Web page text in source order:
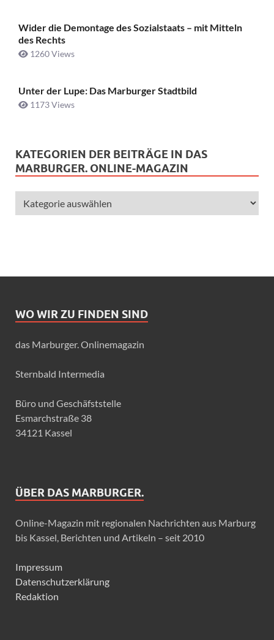
Wider die Demontage des Sozialstaats – mit Mitteln
des Rechts
1260 Views
Unter der Lupe: Das Marburger Stadtbild
1173 Views
KATEGORIEN DER BEITRÄGE IN DAS
MARBURGER. ONLINE-MAGAZIN
WO WIR ZU FINDEN SIND
das Marburger. Onlinemagazin
Sternbald Intermedia
Büro und Geschäfststelle
Esmarchstraße 38
34121 Kassel
ÜBER DAS MARBURGER.
Online-Magazin mit regionalen Nachrichten aus Marburg
bis Kassel, Berichten und Artikeln – seit 2010
Impressum
Datenschutzerklärung
Redaktion